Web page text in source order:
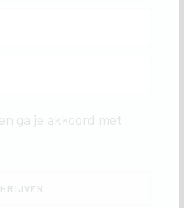
ga je akkoord met